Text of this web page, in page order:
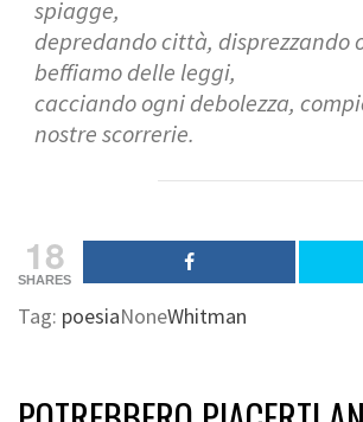
spiagge,
depredando città, disprezzando
beffiamo delle leggi,
cacciando ogni debolezza,
nostre scorrerie.
18
SHARES
Tag: poesiaNoneWhitman